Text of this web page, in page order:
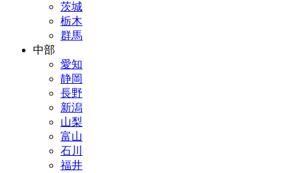
茨城
栃木
群馬
中部
愛知
静岡
長野
新潟
山梨
富山
石川
福井